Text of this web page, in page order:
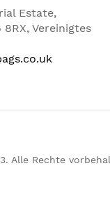
Estate,
Vereinigtes
Alle Rechte